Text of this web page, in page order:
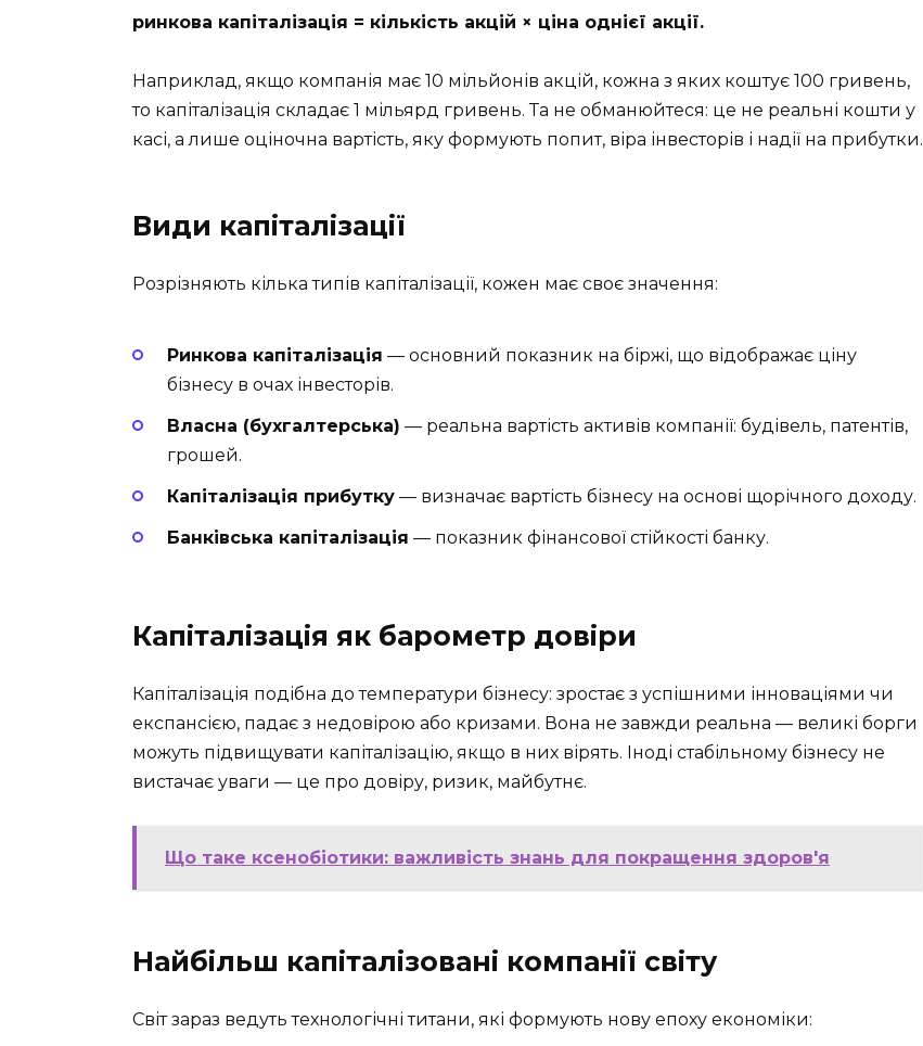
ринкова капіталізація = кількість акцій × ціна однієї акції.
Наприклад, якщо компанія має 10 мільйонів акцій, кожна з яких коштує 100 гривень,
то капіталізація складає 1 мільярд гривень. Та не обманюйтеся: це не реальні кошти у
касі, а лише оціночна вартість, яку формують попит, віра інвесторів і надії на прибутки.
Види капіталізації
Розрізняють кілька типів капіталізації, кожен має своє значення:
Ринкова капіталізація — основний показник на біржі, що відображає ціну
бізнесу в очах інвесторів.
Власна (бухгалтерська) — реальна вартість активів компанії: будівель, патентів,
грошей.
Капіталізація прибутку — визначає вартість бізнесу на основі щорічного доходу.
Банківська капіталізація — показник фінансової стійкості банку.
Капіталізація як барометр довіри
Капіталізація подібна до температури бізнесу: зростає з успішними інноваціями чи
експансією, падає з недовірою або кризами. Вона не завжди реальна — великі борги
можуть підвищувати капіталізацію, якщо в них вірять. Іноді стабільному бізнесу не
вистачає уваги — це про довіру, ризик, майбутнє.
Що таке ксенобіотики: важливість знань для покращення здоров'я
Найбільш капіталізовані компанії світу
Світ зараз ведуть технологічні титани, які формують нову епоху економіки: